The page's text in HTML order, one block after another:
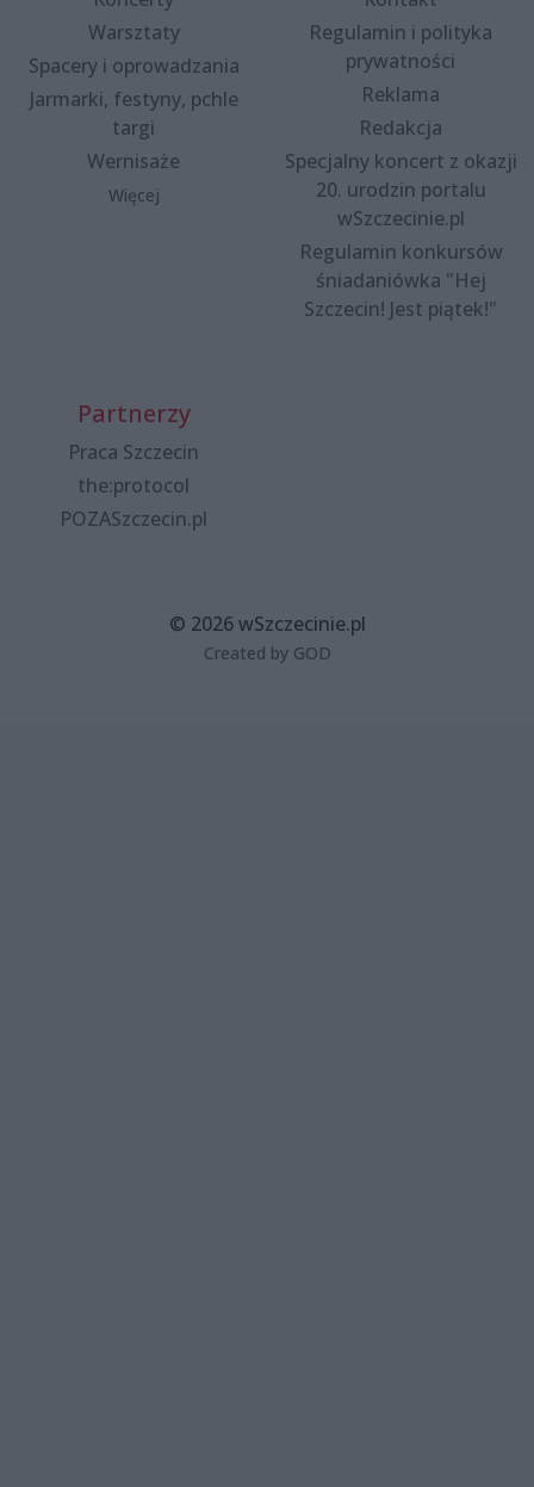
Warsztaty
Spacery i oprowadzania
Jarmarki, festyny, pchle
targi
Wernisaże
Więcej
Regulamin i polityka
prywatności
Reklama
Redakcja
Specjalny koncert z okazji
20. urodzin portalu
wSzczecinie.pl
Regulamin konkursów
śniadaniówka "Hej
Szczecin! Jest piątek!"
Partnerzy
Praca Szczecin
the:protocol
POZASzczecin.pl
© 2026 wSzczecinie.pl
Created by GOD